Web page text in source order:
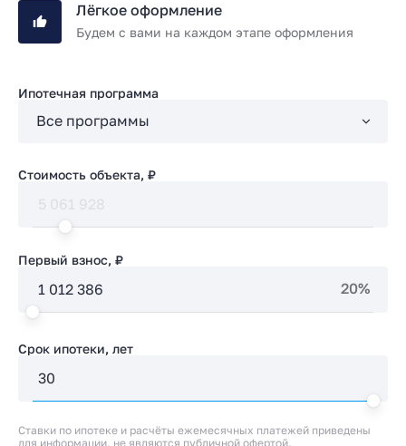
Лёгкое оформление
Будем с вами на каждом этапе оформления
Ипотечная программа
Стоимость объекта, ₽
Первый взнос, ₽
20%
Срок ипотеки, лет
Ставки по ипотеке и расчёты ежемесячных платежей приведены
для информации, не являются публичной офертой.